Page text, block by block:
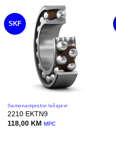
SKF
Samonamjestivi ležajevi
2210 EKTN9
118,00 KM MPC